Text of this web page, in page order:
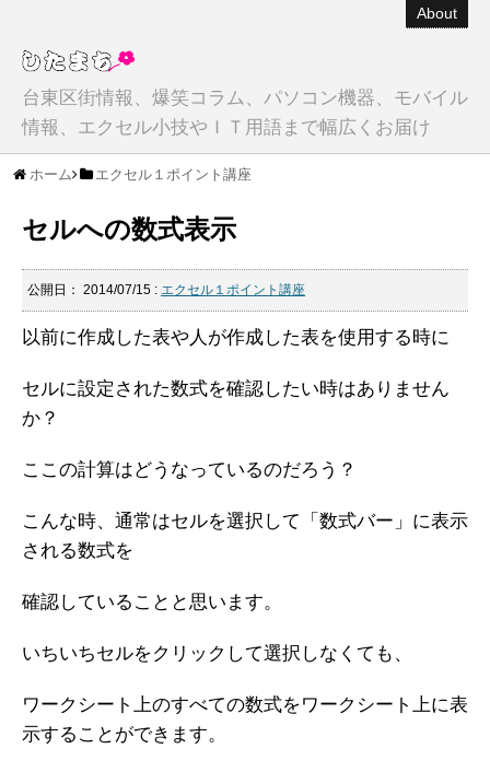
About
台東区街情報、爆笑コラム、パソコン機器、モバイル
情報、エクセル小技やＩＴ用語まで幅広くお届け
ホーム エクセル１ポイント講座
セルへの数式表示
公開日： 2014/07/15 : エクセル１ポイント講座
以前に作成した表や人が作成した表を使用する時に
セルに設定された数式を確認したい時はありません
か？
ここの計算はどうなっているのだろう？
こんな時、通常はセルを選択して「数式バー」に表示
される数式を
確認していることと思います。
いちいちセルをクリックして選択しなくても、
ワークシート上のすべての数式をワークシート上に表
示することができます。